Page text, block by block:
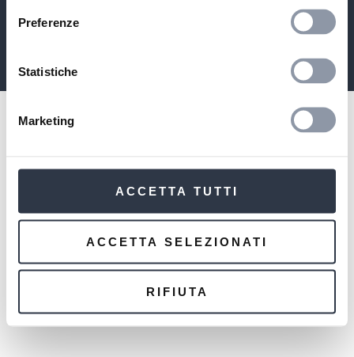
Preferenze
Statistiche
Marketing
ACCETTA TUTTI
ACCETTA SELEZIONATI
RIFIUTA
COORDINAMENTO DA PARTE DI MARZOTTO WOOL